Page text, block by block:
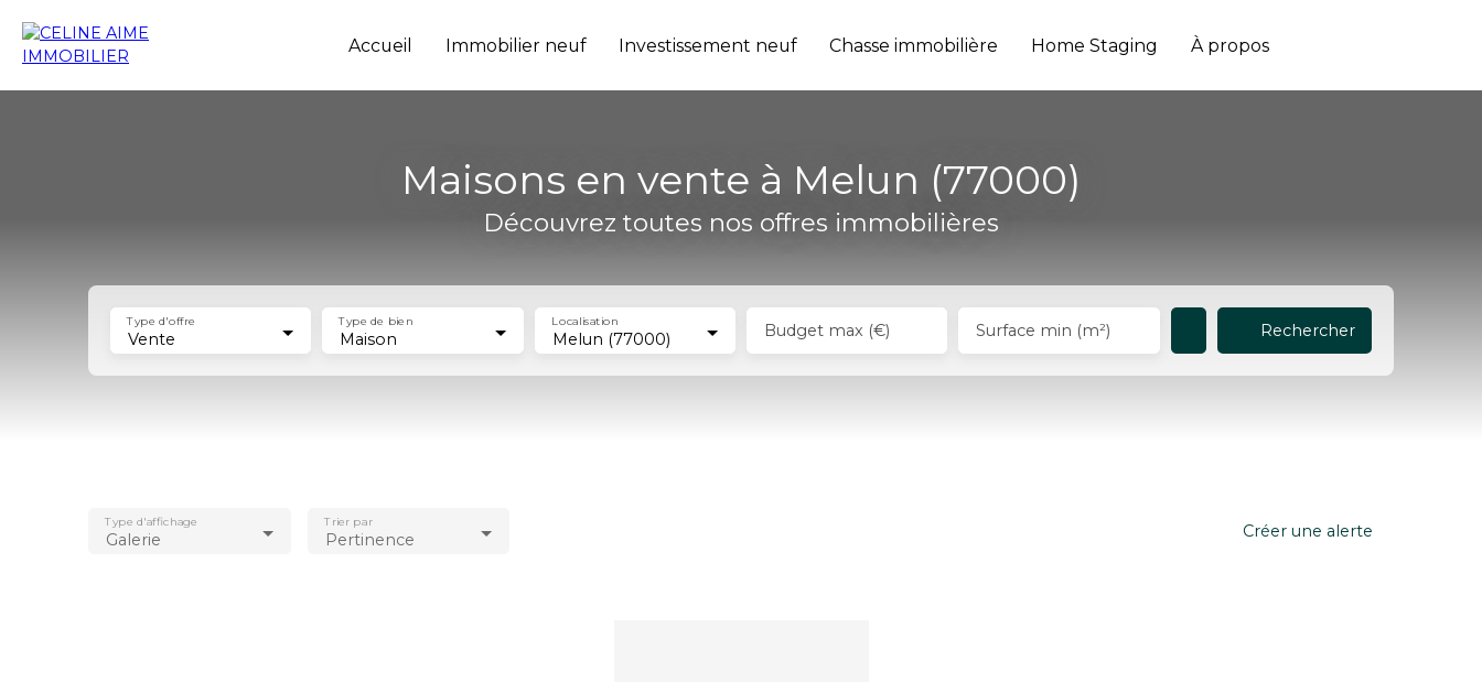
Accueil Immobilier neuf Investissement neuf Chasse immobilière Home Staging À propos
Maisons en vente à Melun (77000)
Découvrez toutes nos offres immobilières
Vente
Type d'offre
Maison
Type de bien
Melun (77000)
Localisation Budget max (€) Surface min (m²) Rechercher
Galerie
Type d'affichage
Pertinence
Trier par Créer une alerte